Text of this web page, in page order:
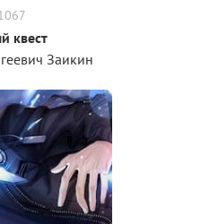
квест
Заикин